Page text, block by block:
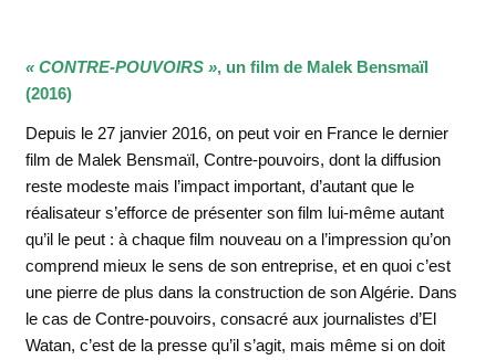
« CONTRE-POUVOIRS », un film de Malek Bensmaïl
(2016)
Depuis le 27 janvier 2016, on peut voir en France le dernier
film de Malek Bensmaïl, Contre-pouvoirs, dont la diffusion
reste modeste mais l’impact important, d’autant que le
réalisateur s’efforce de présenter son film lui-même autant
qu’il le peut : à chaque film nouveau on a l’impression qu’on
comprend mieux le sens de son entreprise, et en quoi c’est
une pierre de plus dans la construction de son Algérie. Dans
le cas de Contre-pouvoirs, consacré aux journalistes d’El
Watan, c’est de la presse qu’il s’agit, mais même si on doit